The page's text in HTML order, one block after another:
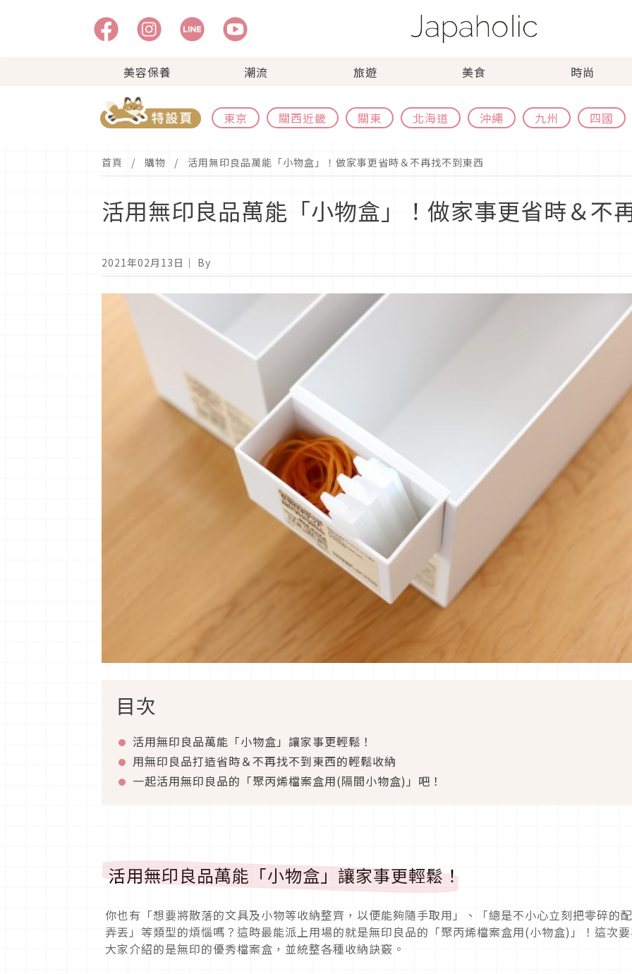
美容保養 潮流 旅遊 美食 時尚
東京 關西近畿 關東 北海道 沖繩 九州 四國
首頁 購物 活用無印良品萬能「小物盒」！做家事更省時＆不再找不到東西
活用無印良品萬能「小物盒」！做家事更省時＆不
2021年02月13日 ｜ By
目次
活用無印良品萬能「小物盒」讓家事更輕鬆！
用無印良品打造省時＆不再找不到東西的輕鬆收納
一起活用無印良品的「聚丙烯檔案盒用(隔間小物盒)」吧！
活用無印良品萬能「小物盒」讓家事更輕鬆！
你也有「想要將散落的文具及小物等收納整齊，以便能夠隨手取用」、「總是不小心立刻把零碎的
弄丟」等類型的煩惱嗎？這時最能派上用場的就是無印良品的「聚丙烯檔案盒用(小物盒)」！這次
大家介紹的是無印的優秀檔案盒，並統整各種收納訣竅。